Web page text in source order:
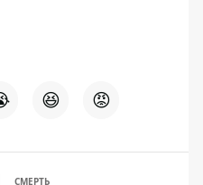
😆 😡
СМЕРТЬ